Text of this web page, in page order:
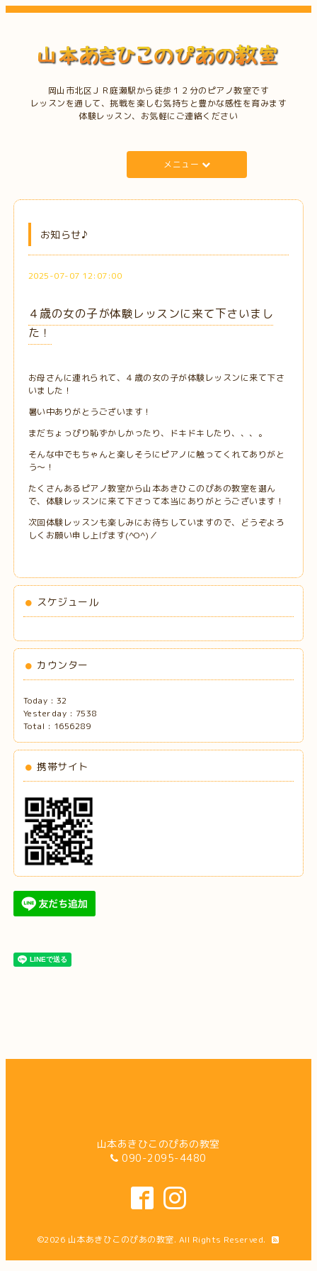
岡山市北区ＪＲ庭瀬駅から徒歩１２分のピアノ教室です
レッスンを通して、挑戦を楽しむ気持ちと豊かな感性を育みます
体験レッスン、お気軽にご連絡ください
メニュー
お知らせ♪
2025-07-07 12:07:00
４歳の女の子が体験レッスンに来て下さいまし
た！
お母さんに連れられて、４歳の女の子が体験レッスンに来て下さ
いました！
暑い中ありがとうございます！
まだちょっぴり恥ずかしかったり、ドキドキしたり、、、。
そんな中でもちゃんと楽しそうにピアノに触ってくれてありがと
う～！
たくさんあるピアノ教室から山本あきひこのぴあの教室を選ん
で、体験レッスンに来て下さって本当にありがとうございます！
次回体験レッスンも楽しみにお待ちしていますので、どうぞよろ
しくお願い申し上げます(^O^)／
スケジュール
カウンター
Today : 32
Yesterday : 7538
Total : 1656289
携帯サイト
山本あきひこのぴあの教室
090-2095-4480
©2026 山本あきひこのぴあの教室. All Rights Reserved.